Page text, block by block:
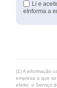
Li e
eInforma a
(1) A informação
empresa a que
efeito, o Serviço